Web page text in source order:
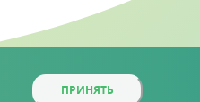
ПРИНЯТЬ